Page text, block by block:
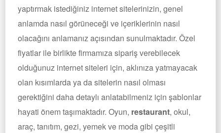
yaptırmak istediğiniz internet sitelerinizin, genel
anlamda nasıl görüneceği ve içeriklerinin nasıl
olacağını anlamanız açısından sunulmaktadır. Özel
fiyatlar ile birlikte firmamıza sipariş verebilecek
olduğunuz internet siteleri için, aklınıza yatmayacak
olan kısımlarda ya da sitelerin nasıl olması
gerektiğini daha detaylı anlatabilmeniz için şablonlar
hayati önem taşımaktadır. Oyun, restaurant, okul,
araç, tanıtım, gezi, yemek ve moda gibi çeşitli